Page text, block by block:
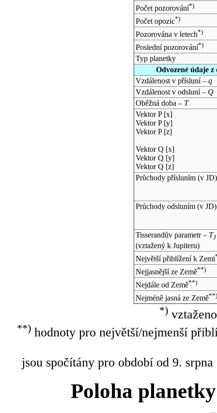
Počet pozorování*)
Počet opozic*)
Pozorována v letech*)
Poslední pozorování*)
Typ planetky
Odvozené údaje
Vzdálenost v přísluní – q
Vzdálenost v odsluní – Q
Oběžná doba – T
Vektor P [x]
Vektor P [y]
Vektor P [z]
Vektor Q [x]
Vektor Q [y]
Vektor Q [z]
Průchody přísluním (v JD)
Průchody odsluním (v JD)
Tisserandův parametr – TJ
(vztažený k Jupiteru)
Největší přiblížení k Zemi
Nejjasnější ze Země**)
Nejdále od Země**)
Nejméně jasná ze Země**)
*)
**)hodnoty pro největší/nejmenší
jsou spočítány pro období od 9.
Poloha